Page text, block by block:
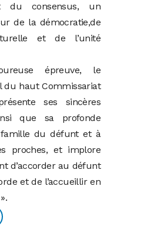
du consensus, un
de la démocratie,de
et de l’unité
épreuve, le
du haut Commissariat
ses sincères
que sa profonde
du défunt et à
proches, et implore
d’accorder au défunt
et de l’accueillir en